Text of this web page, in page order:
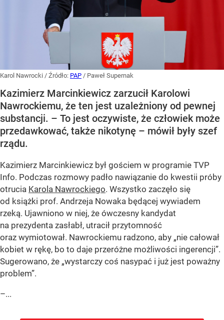
Karol Nawrocki / Źródło: PAP / Paweł Supernak
Kazimierz Marcinkiewicz zarzucił Karolowi
Nawrockiemu, że ten jest uzależniony od pewnej
substancji. – To jest oczywiste, że człowiek może
przedawkować, także nikotynę – mówił były szef
rządu.
Kazimierz Marcinkiewicz był gościem w programie TVP
Info. Podczas rozmowy padło nawiązanie do kwestii próby
otrucia Karola Nawrockiego. Wszystko zaczęło się
od książki prof. Andrzeja Nowaka będącej wywiadem
rzeką. Ujawniono w niej, że ówczesny kandydat
na prezydenta zasłabł, utracił przytomność
oraz wymiotował. Nawrockiemu radzono, aby „nie całował
kobiet w rękę, bo to daje przeróżne możliwości ingerencji”.
Sugerowano, że „wystarczy coś nasypać i już jest poważny
problem”.
–...